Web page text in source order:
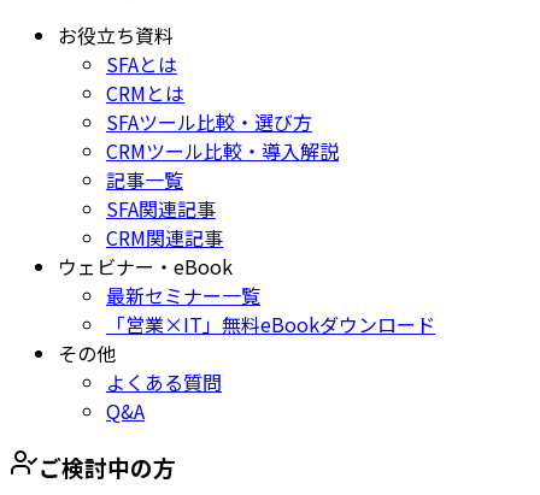
お役立ち資料
SFAとは
CRMとは
SFAツール比較・選び方
CRMツール比較・導入解説
記事一覧
SFA関連記事
CRM関連記事
ウェビナー・eBook
最新セミナー一覧
「営業×IT」無料eBookダウンロード
その他
よくある質問
Q&A
ご検討中の方